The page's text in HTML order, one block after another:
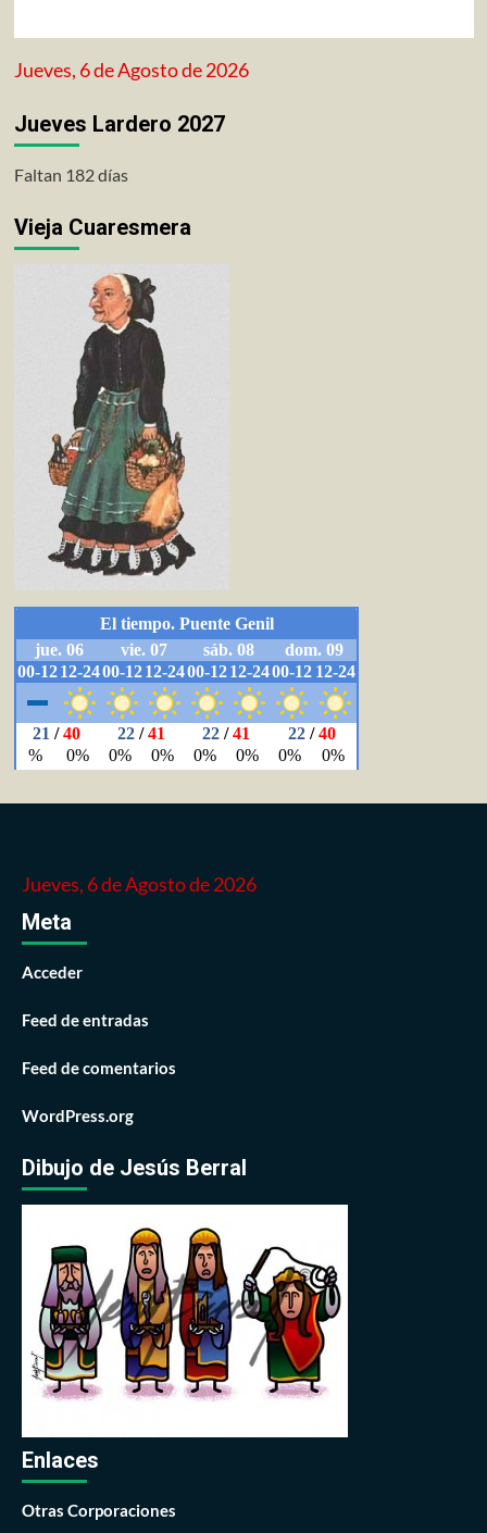
Jueves, 6 de Agosto de 2026
Jueves Lardero 2027
Faltan 182 días
Vieja Cuaresmera
Jueves, 6 de Agosto de 2026
Meta
Acceder
Feed de entradas
Feed de comentarios
WordPress.org
Dibujo de Jesús Berral
Enlaces
Otras Corporaciones